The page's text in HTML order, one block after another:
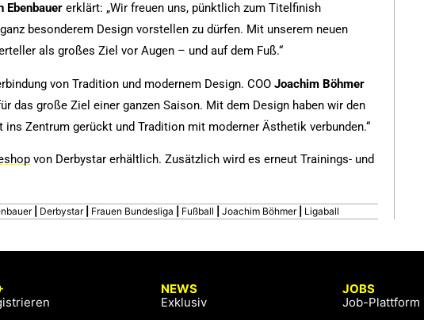
Ebenbauer erklärt: „Wir freuen uns, pünktlich zum Titelfinish
besonderem Design vorstellen zu dürfen. Mit unserem neuen
als großes Ziel vor Augen – und auf dem Fuß.“
von Tradition und modernem Design. COOJoachim Böhmer
das große Ziel einer ganzen Saison. Mit dem Design haben wir den
Zentrum gerückt und Tradition mit moderner Ästhetik verbunden.“
von Derbystar erhältlich. Zusätzlich wird es erneut Trainings- und
| Derbystar| Frauen Bundesliga Fußball |Joachim Böhmer| Ligaball
NEWS
Exklusiv
JOBS
Job-Plattform